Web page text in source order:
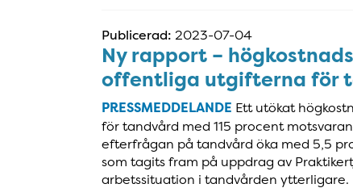
Publicerad: 2023-07-04
Ny rapport –
offentliga utgifterna för
PRESSMEDDELANDE Ett utökat
för tandvård med 115 procent
efterfrågan på tandvård öka med 5,5
som tagits fram på uppdrag av
arbetssituation i tandvården ytterligare.